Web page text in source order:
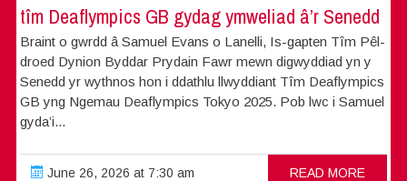
tîm Deaflympics GB gydag ymweliad â’r Senedd
Braint o gwrdd â Samuel Evans o Lanelli, Is-gapten Tîm Pêl-
droed Dynion Byddar Prydain Fawr mewn digwyddiad yn y
Senedd yr wythnos hon i ddathlu llwyddiant Tîm Deaflympics
GB yng Ngemau Deaflympics Tokyo 2025. Pob lwc i Samuel
gyda’i...
June 26, 2026 at 7:30 am READ MORE